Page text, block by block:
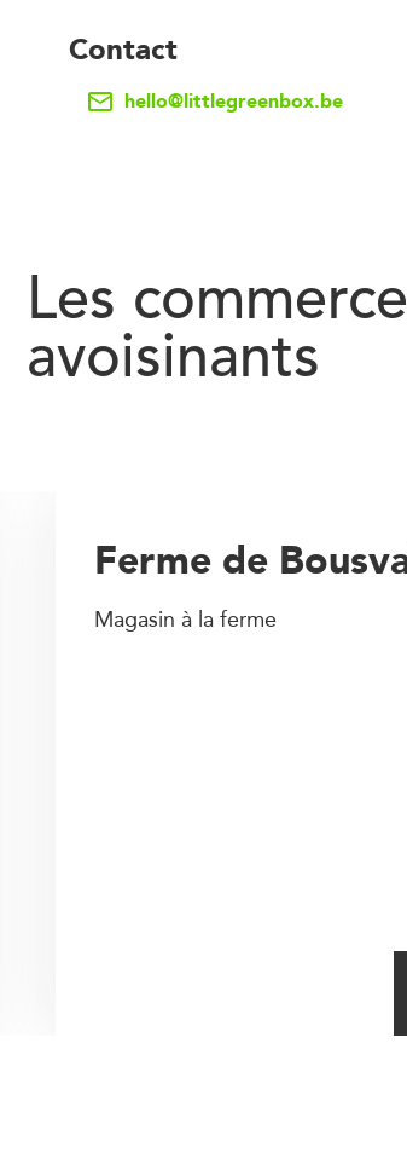
Contact
hello@littlegreenbox.be
Les
avoisinants
Ferme de
Magasin à la ferme